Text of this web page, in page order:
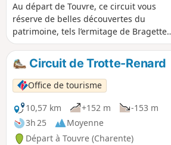
Au départ de Touvre, ce circuit vous
réserve de belles découvertes du
patrimoine, tels l’ermitage de Bragette,
les châteaux de Dirac et de la
et de nombreux lavoirs dans un cadre
naturel préservé.
Circuit de Trotte-Renard
Office de tourisme
10,57 km
+152 m
-153 m
3h 25
Moyenne
Départ à Touvre (Charente)